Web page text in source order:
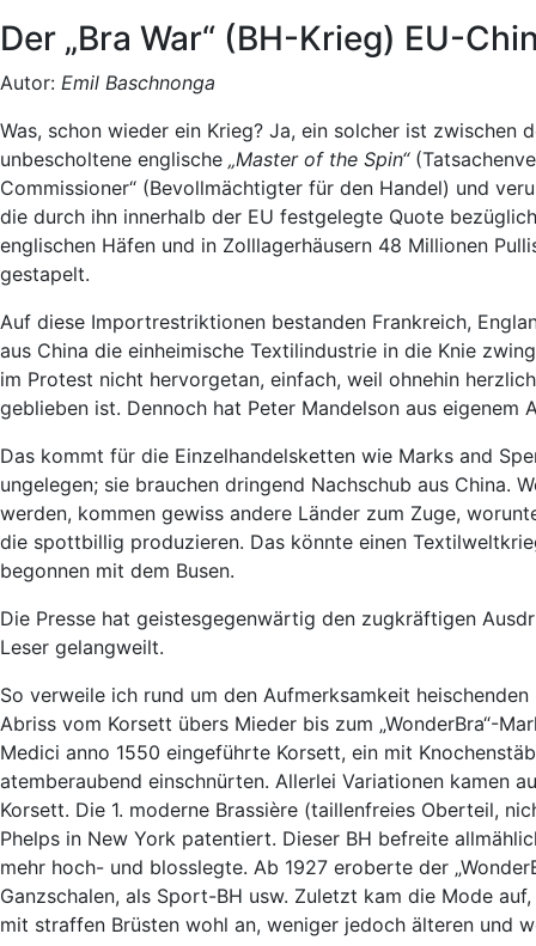
Der „Bra War“ (BH-Krieg) EU-
Autor: Emil Baschnonga
Was, schon wieder ein Krieg? Ja, ein solcher ist zwischen
unbescholtene englische „Master of the Spin“
Commissioner“ (Bevollmächtigter für den Handel) und
die durch ihn innerhalb der EU festgelegte Quote
englischen Häfen und in Zolllagerhäusern 48 Millionen
gestapelt.
Auf diese Importrestriktionen bestanden Frankreich,
aus China die einheimische Textilindustrie in die Knie
im Protest nicht hervorgetan, einfach, weil ohnehin
geblieben ist. Dennoch hat Peter Mandelson aus eigenem
Das kommt für die Einzelhandelsketten wie Marks and
ungelegen; sie brauchen dringend Nachschub aus China.
werden, kommen gewiss andere Länder zum Zuge,
die spottbillig produzieren. Das könnte einen
begonnen mit dem Busen.
Die Presse hat geistesgegenwärtig den zugkräftigen
Leser gelangweilt.
So verweile ich rund um den Aufmerksamkeit
Abriss vom Korsett übers Mieder bis zum „WonderBra“-
Medici anno 1550 eingeführte Korsett, ein mit
atemberaubend einschnürten. Allerlei Variationen kamen
Korsett. Die 1. moderne Brassière (taillenfreies Oberteil,
Phelps in New York patentiert. Dieser BH befreite
mehr hoch- und blosslegte. Ab 1927 eroberte der
Ganzschalen, als Sport-BH usw. Zuletzt kam die Mode
mit straffen Brüsten wohl an, weniger jedoch älteren und